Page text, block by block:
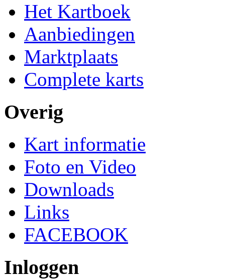
Het Kartboek
Aanbiedingen
Marktplaats
Complete karts
Overig
Kart informatie
Foto en Video
Downloads
Links
FACEBOOK
Inloggen